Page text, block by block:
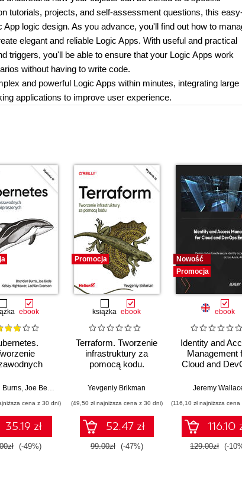
tutorials, projects, and self-assessment questions, this
logic design. As you advance, you'll find out how to
elegant and reliable Logic Apps. With useful and practical
triggers, you'll be able to ensure that your Logic Apps work
without having to write code.
and powerful Logic Apps within minutes, integrating large
applications to improve user experience.
ebook
Burns, Joe Beda Kelsey Hightower, Lachlan Evenson
cena z 30 dni)
35.19 zł
(-49%)
Promocja
książka ebook
Terraform. Tworzenie
infrastruktury za
pomocą kodu.
Yevgeniy Brikman
(49,50 zł najniższa cena z 30 dni)
52.47 zł
99.00zł (-47%)
Nowość
Promocja
ebook
Identity and
Management
Cloud and
and automate
strategies
Azure, AWS,
GCP
Jeremy
(116,10 zł najniższa
116.10
129.00zł (-